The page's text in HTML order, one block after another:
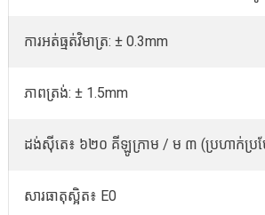
ការអត់ធ្មត់វិមាត្រ: ± 0.3mm
ភាពត្រង់: ± 1.5mm
ដង់ស៊ីតេ៖ ៦២០ គីឡូក្រាម / ម ៣ (ប្រហាក់ប្
សារធាតុស្អិត៖ E0